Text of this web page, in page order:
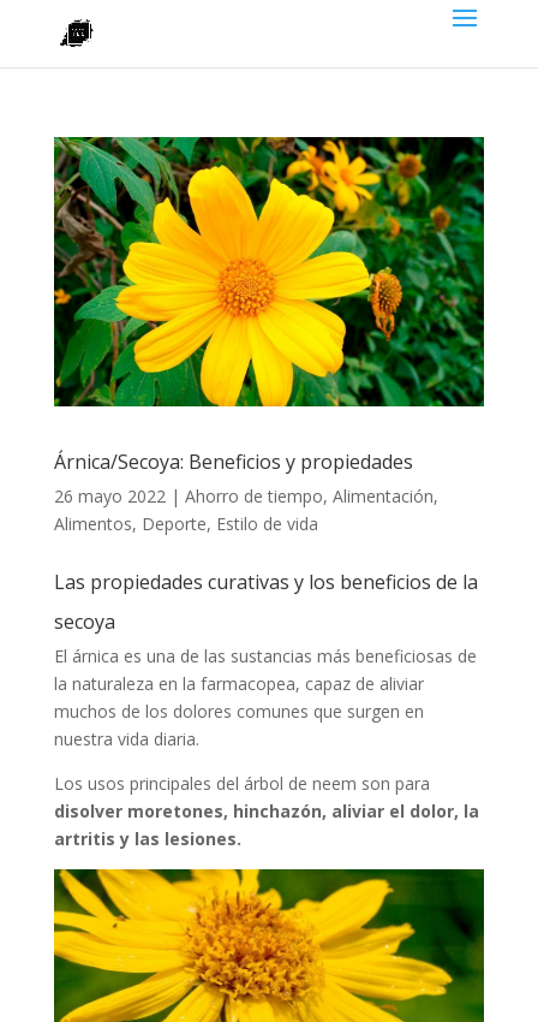
Árnica/Secoya: Beneficios y propiedades
26 mayo 2022| Ahorro de tiempo, Alimentación,
Alimentos, Deporte, Estilo de vida
Las propiedades curativas y los beneficios de la
secoya
El árnica es una de las sustancias más beneficiosas de
la naturaleza en la farmacopea, capaz de aliviar
muchos de los dolores comunes que surgen en
nuestra vida diaria.
Los usos principales del árbol de neem son para
disolver moretones, hinchazón, aliviar el dolor, la
artritis y las lesiones.